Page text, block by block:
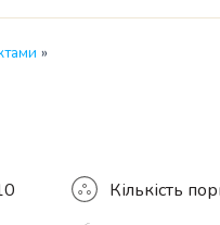
»
Кількість